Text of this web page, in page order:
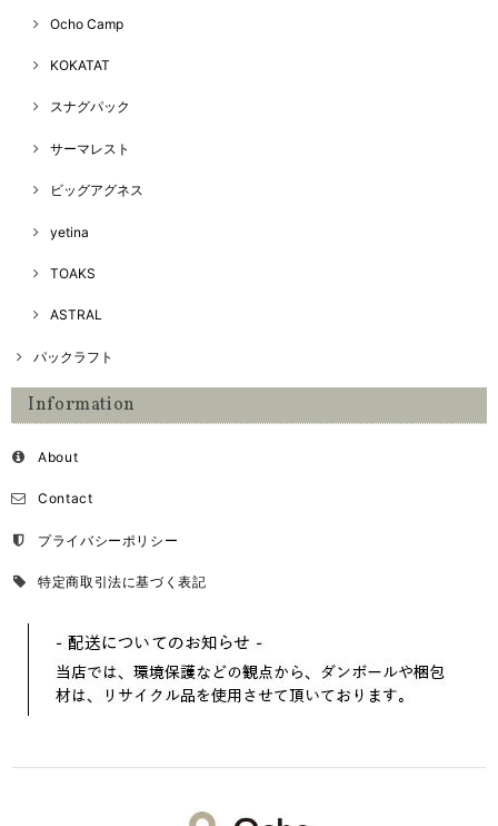
Ocho Camp
KOKATAT
スナグパック
サーマレスト
ビッグアグネス
yetina
TOAKS
ASTRAL
パックラフト
Information
About
Contact
プライバシーポリシー
特定商取引法に基づく表記